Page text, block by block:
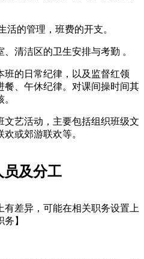
活的管理，班费的开支。
清洁区的卫生安排与考勤 。
的日常纪律，以及监督红领
餐、午休纪律。对课间操时间其
艺活动，主要包括组织班级文
或郊游联欢等。
员及分工
差异，可能在相关职务设置上
】